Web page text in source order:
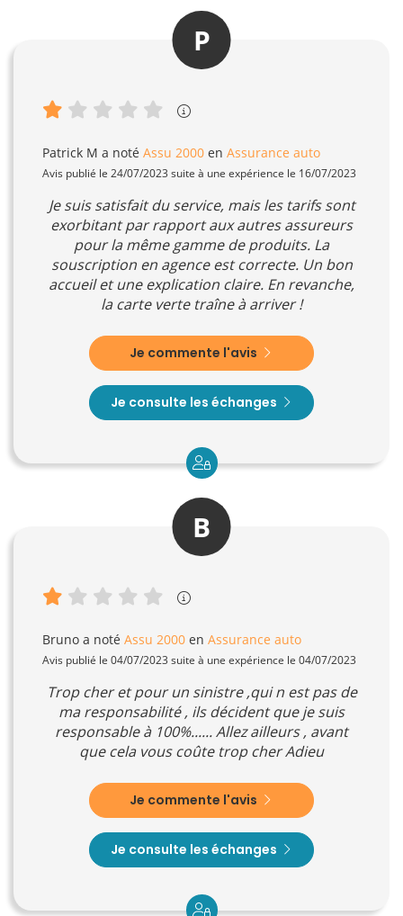
P
Patrick M a noté Assu 2000 en Assurance auto
Avis publié le 24/07/2023 suite à une expérience le 16/07/2023
Je suis satisfait du service, mais les tarifs sont
exorbitant par rapport aux autres assureurs
pour la même gamme de produits. La
souscription en agence est correcte. Un bon
accueil et une explication claire. En revanche,
la carte verte traîne à arriver !
Je commente l'avis
Je consulte les échanges
B
Bruno a noté Assu 2000 en Assurance auto
Avis publié le 04/07/2023 suite à une expérience le 04/07/2023
Trop cher et pour un sinistre ,qui n est pas de
ma responsabilité , ils décident que je suis
responsable à 100%...... Allez ailleurs , avant
que cela vous coûte trop cher Adieu
Je commente l'avis
Je consulte les échanges